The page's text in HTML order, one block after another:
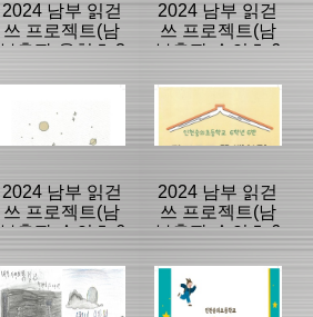
2024 남부 읽걷
쓰 프로젝트(남
부출판-용현초 3
품(초등)
|
2025/01/06
2024 남부 읽걷
쓰 프로젝트(남
부출판-숭의초 6
분류명 : 학생작
품(초등)
|
2025/01/06
2024 남부 읽걷
쓰 프로젝트(남
부출판-숭의초 6
학년 7반)
분류명 : 학생작
품(초등)
2024 남부 읽걷
쓰 프로젝트(남
부출판-숭의초 6
학년 6반)
분류명 : 학생작
품(초등)